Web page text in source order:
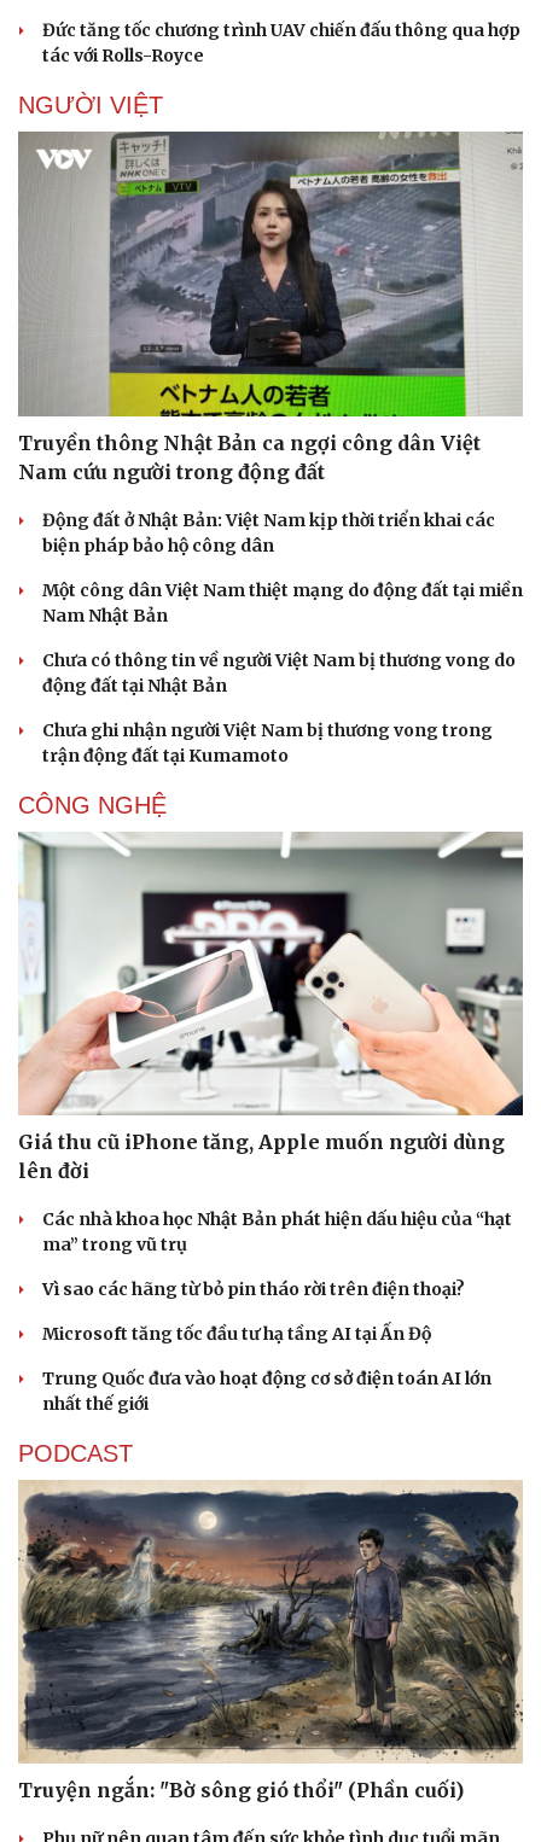
Thể thao
Bóng đá
Lịch thi đấu bóng đá
Thế giới thể thao
eSports
Hậu trường
Ô tô - Xe máy
Ô tô
Xe máy
Tư vấn
Đức tăng tốc chương trình UAV chiến đấu thông qua hợp
tác với Rolls-Royce
NGƯỜI VIỆT
Truyền thông Nhật Bản ca ngợi công dân Việt
Nam cứu người trong động đất
Động đất ở Nhật Bản: Việt Nam kịp thời triển khai các
biện pháp bảo hộ công dân
Một công dân Việt Nam thiệt mạng do động đất tại miền
Nam Nhật Bản
Chưa có thông tin về người Việt Nam bị thương vong do
động đất tại Nhật Bản
Chưa ghi nhận người Việt Nam bị thương vong trong
trận động đất tại Kumamoto
CÔNG NGHỆ
Giá thu cũ iPhone tăng, Apple muốn người dùng
lên đời
Các nhà khoa học Nhật Bản phát hiện dấu hiệu của “hạt
ma” trong vũ trụ
Vì sao các hãng từ bỏ pin tháo rời trên điện thoại?
Microsoft tăng tốc đầu tư hạ tầng AI tại Ấn Độ
Trung Quốc đưa vào hoạt động cơ sở điện toán AI lớn
nhất thế giới
PODCAST
Truyện ngắn: "Bờ sông gió thổi" (Phần cuối)